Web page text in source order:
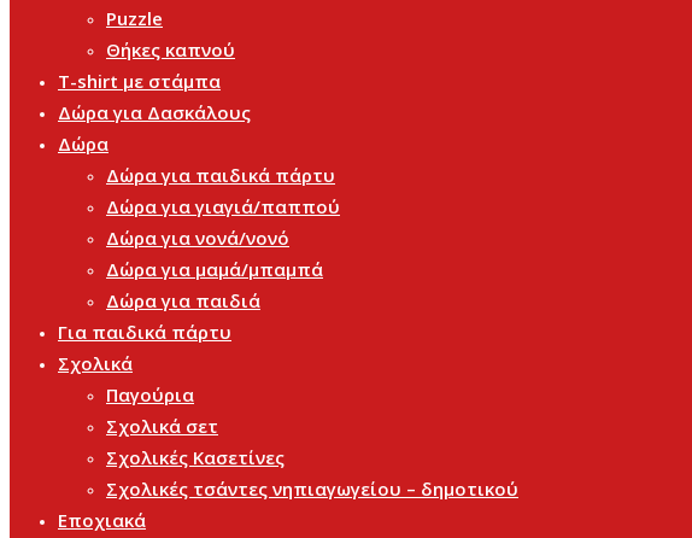
Puzzle
Θήκες καπνού
T-shirt με στάμπα
Δώρα για Δασκάλους
Δώρα
Δώρα για παιδικά πάρτυ
Δώρα για γιαγιά/παππού
Δώρα για νονά/νονό
Δώρα για μαμά/μπαμπά
Δώρα για παιδιά
Για παιδικά πάρτυ
Σχολικά
Παγούρια
Σχολικά σετ
Σχολικές Κασετίνες
Σχολικές τσάντες νηπιαγωγείου – δημοτικού
Εποχιακά